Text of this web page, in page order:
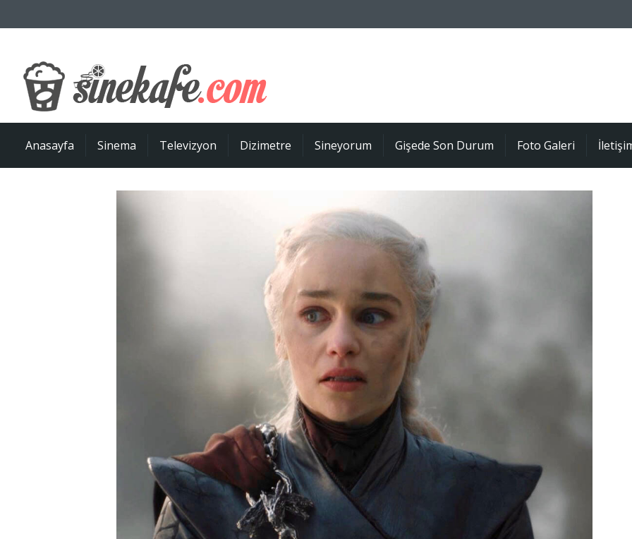
Anasayfa Sinema Televizyon Dizimetre Sineyorum Gişede Son Durum Foto Galeri